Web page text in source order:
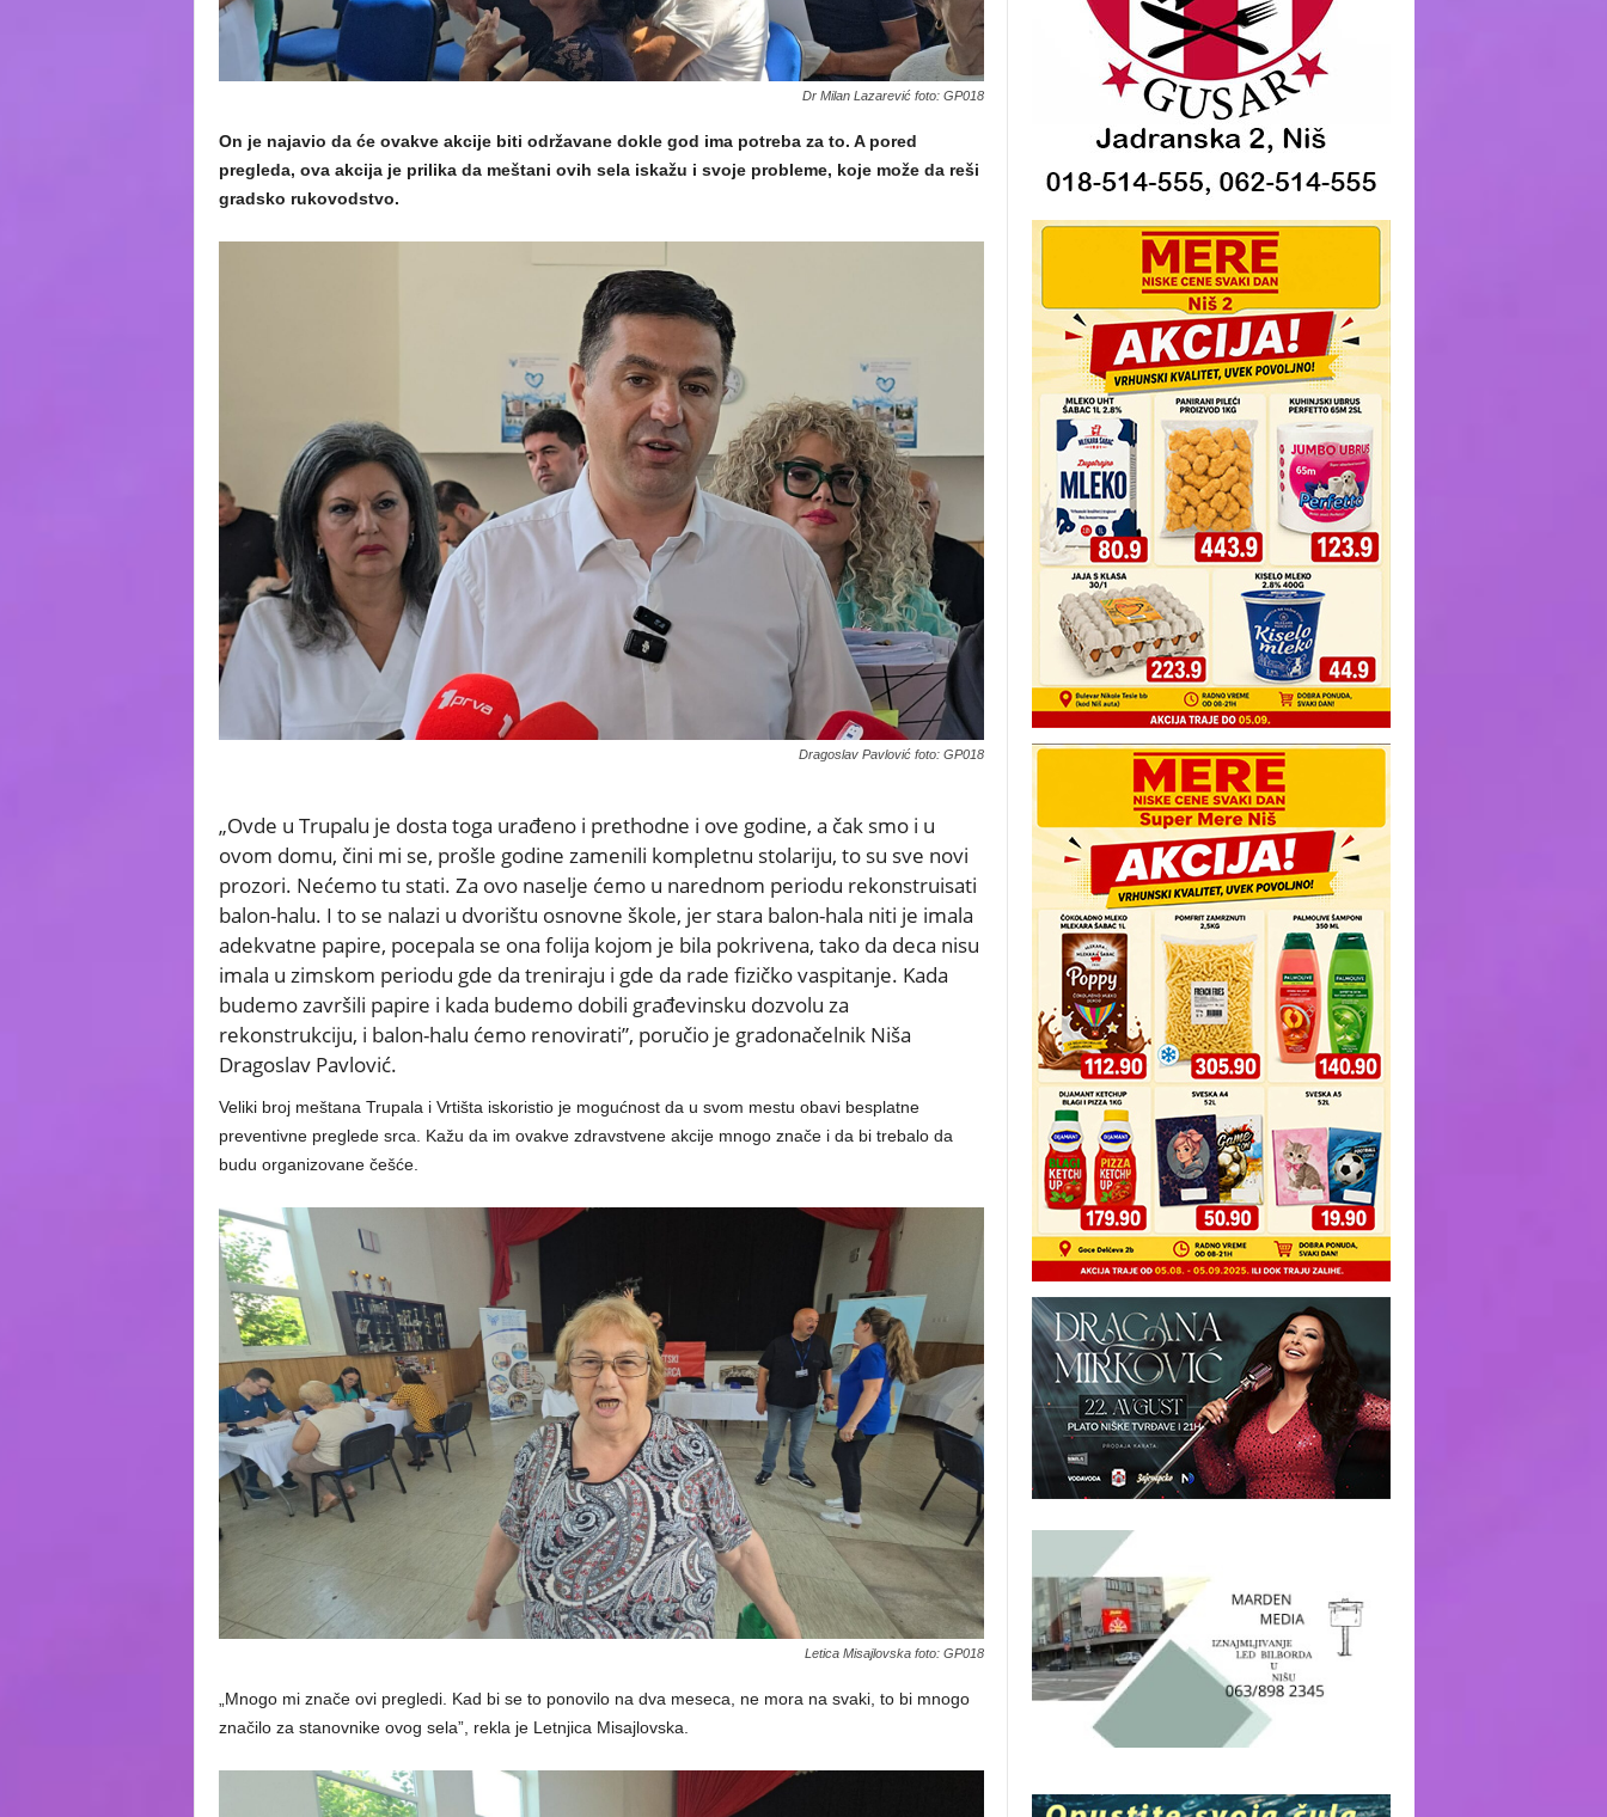
Dr Milan Lazarević foto: GP018
On je najavio da će ovakve akcije biti održavane dokle god ima potreba za to. A pored
pregleda, ova akcija je prilika da meštani ovih sela iskažu i svoje probleme, koje može da reši
gradsko rukovodstvo.
Dragoslav Pavlović foto: GP018
„Ovde u Trupalu je dosta toga urađeno i prethodne i ove godine, a čak smo i u
ovom domu, čini mi se, prošle godine zamenili kompletnu stolariju, to su sve novi
prozori. Nećemo tu stati. Za ovo naselje ćemo u narednom periodu rekonstruisati
balon-halu. I to se nalazi u dvorištu osnovne škole, jer stara balon-hala niti je imala
adekvatne papire, pocepala se ona folija kojom je bila pokrivena, tako da deca nisu
imala u zimskom periodu gde da treniraju i gde da rade fizičko vaspitanje. Kada
budemo završili papire i kada budemo dobili građevinsku dozvolu za
rekonstrukciju, i balon-halu ćemo renovirati”, poručio je gradonačelnik Niša
Dragoslav Pavlović.
Veliki broj meštana Trupala i Vrtišta iskoristio je mogućnost da u svom mestu obavi besplatne
preventivne preglede srca. Kažu da im ovakve zdravstvene akcije mnogo znače i da bi trebalo da
budu organizovane češće.
Letica Misajlovska foto: GP018
„Mnogo mi znače ovi pregledi. Kad bi se to ponovilo na dva meseca, ne mora na svaki, to bi mnogo
značilo za stanovnike ovog sela”, rekla je Letnjica Misajlovska.